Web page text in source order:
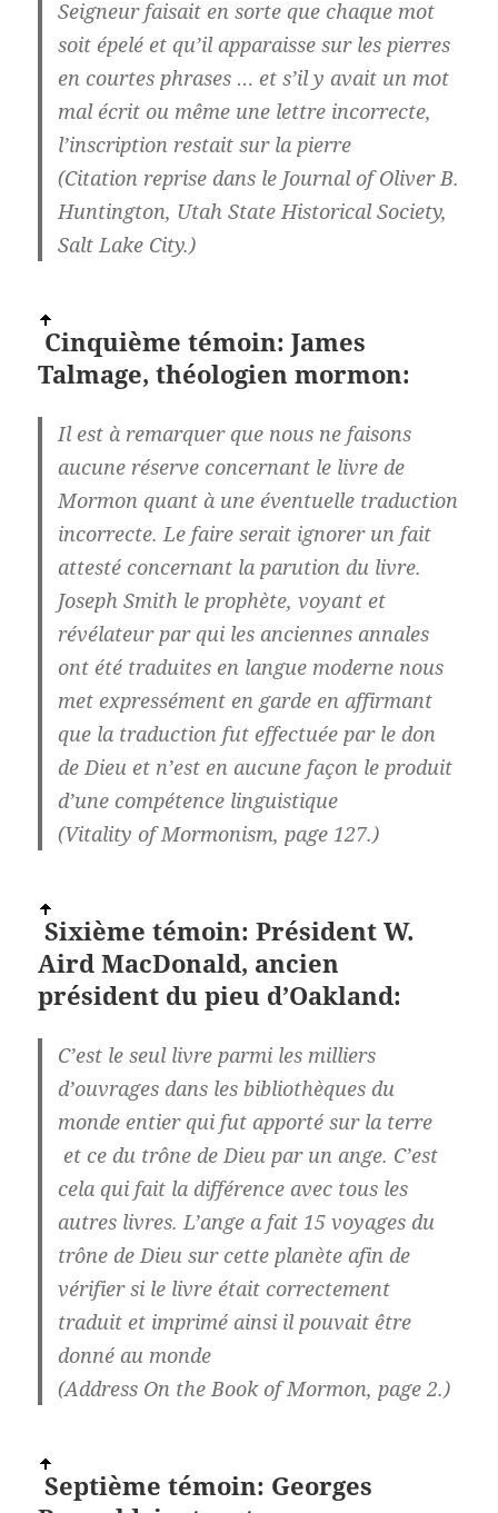
Seigneur faisait en sorte que chaque mot
soit épelé et qu’il apparaisse sur les pierres
en courtes phrases … et s’il y avait un mot
mal écrit ou même une lettre incorrecte,
l’inscription restait sur la pierre
(Citation reprise dans le Journal of Oliver B.
Huntington, Utah State Historical Society,
Salt Lake City.)
Cinquième témoin: James
Talmage, théologien mormon:
Il est à remarquer que nous ne faisons
aucune réserve concernant le livre de
Mormon quant à une éventuelle traduction
incorrecte. Le faire serait ignorer un fait
attesté concernant la parution du livre.
Joseph Smith le prophète, voyant et
révélateur par qui les anciennes annales
ont été traduites en langue moderne nous
met expressément en garde en affirmant
que la traduction fut effectuée par le don
de Dieu et n’est en aucune façon le produit
d’une compétence linguistique
(Vitality of Mormonism, page 127.)
Sixième témoin: Président W.
Aird MacDonald, ancien
président du pieu d’Oakland:
C’est le seul livre parmi les milliers
d’ouvrages dans les bibliothèques du
monde entier qui fut apporté sur la terre
et ce du trône de Dieu par un ange. C’est
cela qui fait la différence avec tous les
autres livres. L’ange a fait 15 voyages du
trône de Dieu sur cette planète afin de
vérifier si le livre était correctement
traduit et imprimé ainsi il pouvait être
donné au monde
(Address On the Book of Mormon, page 2.)
Septième témoin: Georges